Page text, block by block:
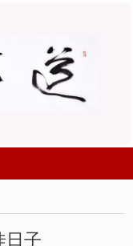
日子